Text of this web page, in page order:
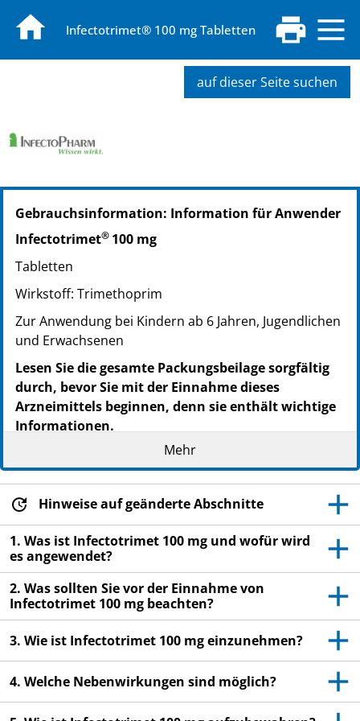
Infectotrimet® 100 mg Tabletten
auf dieser Seite suchen
PZN: 02736030
PPN: 110273603075
NTIN: 04150027360307
PPN: 110273604765
NTIN: 04150027360475
PZN: 02736107
PPN: 110273610734
NTIN: 04150027361076
Gebrauchsinformation: Information für Anwender
Infectotrimet® 100 mg
Tabletten
Wirkstoff: Trimethoprim
Zur Anwendung bei Kindern ab 6 Jahren, Jugendlichen
und Erwachsenen
Lesen Sie die gesamte Packungsbeilage sorgfältig
durch, bevor Sie mit der Einnahme dieses
Arzneimittels beginnen, denn sie enthält wichtige
Informationen.
Heben Sie die Packungsbeilage auf. Vielleicht
möchten Sie diese später nochmals lesen.
an Ihren Arzt oder Apotheker.
Dieses Arzneimittel wurde Ihnen persönlich
verschrieben. Geben Sie es nicht an Dritte weiter.
Es kann anderen Menschen schaden, auch wenn
diese die gleichen Beschwerden haben wie Sie.
Wenn Sie Nebenwirkungen bemerken, wenden Sie
sich an Ihren Arzt oder Apotheker. Dies gilt auch
für Nebenwirkungen, die nicht in dieser
Packungsbeilage angegeben sind. Siehe Abschnitt
4.
Mehr
Hinweise auf geänderte Abschnitte
1. Was ist Infectotrimet 100 mg und wofür wird
es angewendet?
2. Was sollten Sie vor der Einnahme von
Infectotrimet 100 mg beachten?
3. Wie ist Infectotrimet 100 mg einzunehmen?
4. Welche Nebenwirkungen sind möglich?